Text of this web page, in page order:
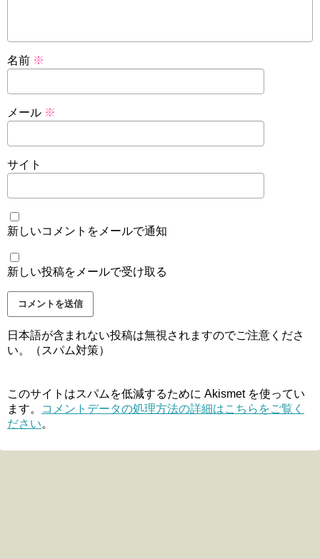
名前 ※
メール ※
サイト
新しいコメントをメールで通知
新しい投稿をメールで受け取る
日本語が含まれない投稿は無視されますのでご注意くださ
い。（スパム対策）
このサイトはスパムを低減するために Akismet を使ってい
ます。
コメントデータの処理方法の詳細はこちらをご覧く
ださい。